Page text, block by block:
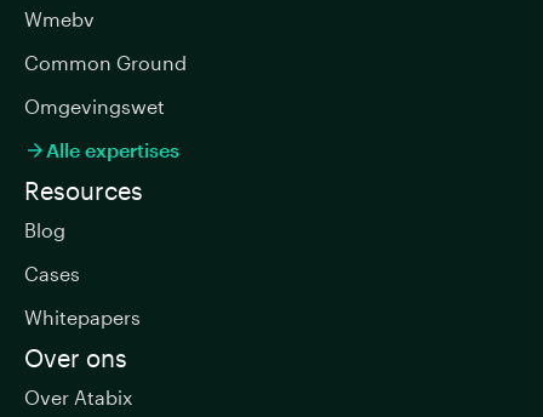
Wmebv
Common Ground
Omgevingswet
 Alle expertises
Resources
Blog
Cases
Whitepapers
Over ons
Over Atabix